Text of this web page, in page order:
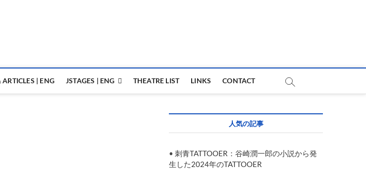
| ENG JSTAGES | ENG THEATRE LIST LINKS CONTACT
人気の記事
• 刺青TATTOOER：谷崎潤一郎の小説から発
生した2024年のTATTOOER